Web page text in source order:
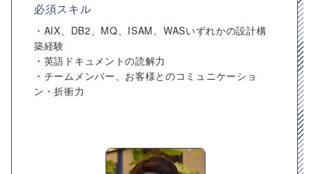
必須スキル
・AIX、DB2、MQ、ISAM、WASいずれかの設計構
築経験
・英語ドキュメントの読解力
・チームメンバー、お客様とのコミュニケーショ
ン・折衝力